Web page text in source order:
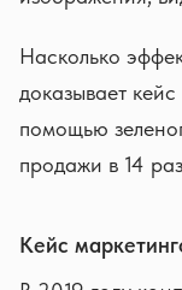
Насколько
доказывает
помощью
продажи в 14
Кейс